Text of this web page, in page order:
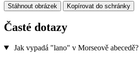
Stáhnout obrázek Kopírovat do schránky
Časté dotazy
Jak vypadá "lano" v Morseově abecedě?